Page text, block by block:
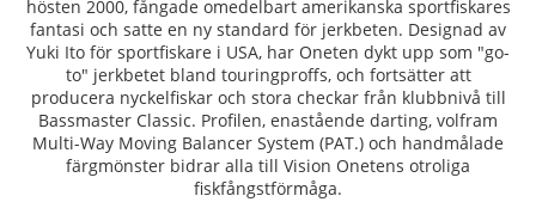
hösten 2000, fångade omedelbart amerikanska sportfiskares
fantasi och satte en ny standard för jerkbeten. Designad av
Yuki Ito för sportfiskare i USA, har Oneten dykt upp som "go-
to" jerkbetet bland touringproffs, och fortsätter att
producera nyckelfiskar och stora checkar från klubbnivå till
Bassmaster Classic. Profilen, enastående darting, volfram
Multi-Way Moving Balancer System (PAT.) och handmålade
färgmönster bidrar alla till Vision Onetens otroliga
fiskfångstförmåga.